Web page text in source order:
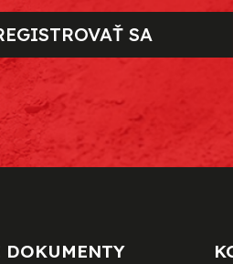
SA
DOKUMENTY